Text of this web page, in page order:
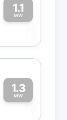
1.1
MW
1
1.3
MW1